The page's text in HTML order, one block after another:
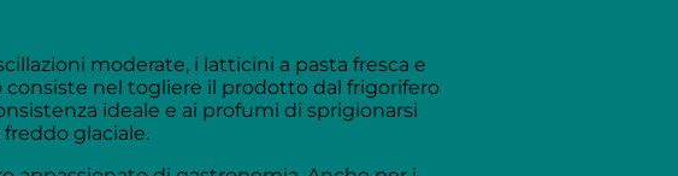
moderate, i latticini a pasta fresca e
consiste nel togliere il prodotto dal frigorifero
ideale e ai profumi di sprigionarsi
glaciale.